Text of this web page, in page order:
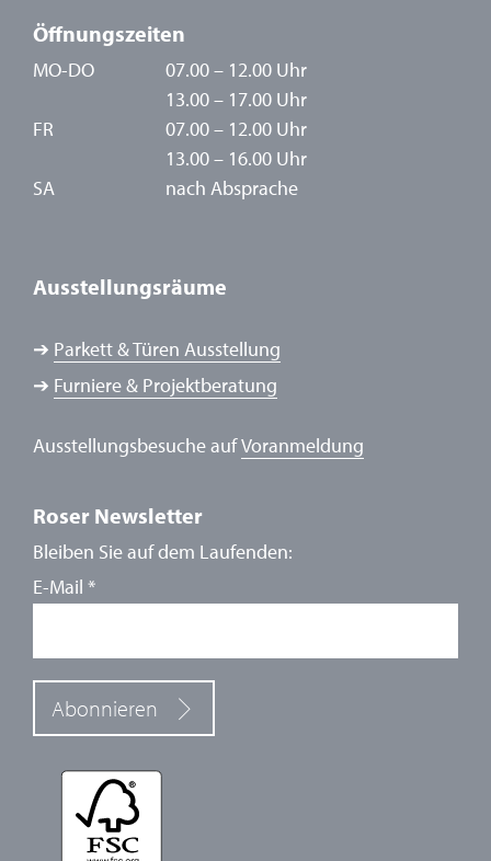
Öffnungszeiten
MO-DO
07.00 – 12.00 Uhr
13.00 – 17.00 Uhr
FR
07.00 – 12.00 Uhr
13.00 – 16.00 Uhr
SA
nach Absprache
Ausstellungsräume
➔ Parkett & Türen Ausstellung
➔ Furniere & Projektberatung
Ausstellungsbesuche aufVoranmeldung
Roser Newsletter
Bleiben Sie auf dem Laufenden:
E-Mail *
Abonnieren